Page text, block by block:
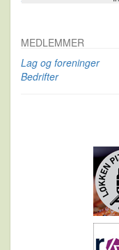
MEDLEMMER
Lag og foreninger
Bedrifter